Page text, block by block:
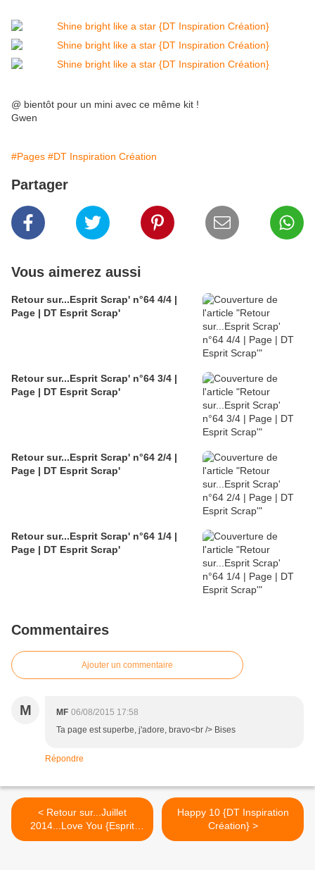
@ bientôt pour un mini avec ce même kit !
Gwen
#Pages #DT Inspiration Création
Partager
Vous aimerez aussi
Retour sur...Esprit Scrap' n°64 4/4 |
Page | DT Esprit Scrap'
Retour sur...Esprit Scrap' n°64 3/4 |
Page | DT Esprit Scrap'
Retour sur...Esprit Scrap' n°64 2/4 |
Page | DT Esprit Scrap'
Retour sur...Esprit Scrap' n°64 1/4 |
Page | DT Esprit Scrap'
Commentaires
Ajouter un commentaire
M MF 06/08/2015 17:58
Ta page est superbe, j'adore, bravo<br /> Bises
Répondre
< Retour sur...Juillet
2014...Love You {Esprit
Scrapbooking n°40}
Happy 10 {DT Inspiration
Création} >